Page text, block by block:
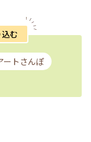
む
ートさんぽ